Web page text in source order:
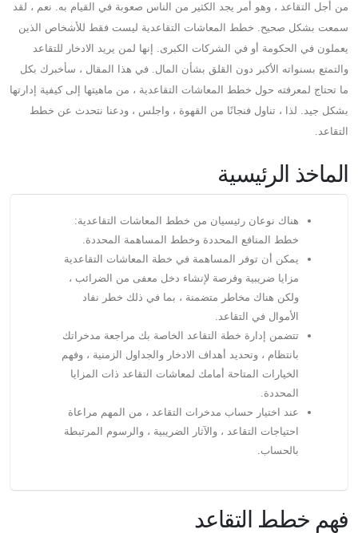
من أجل التقاعد ، وهو أمر يجد الكثير من الناس صعوبة في القيام به. نعم ، لقد
سمعت بشكل صحيح. خطط المعاشات التقاعدية ليست فقط للأشخاص الذين
يعملون في الحكومة أو في الشركات الكبرى. إنها لمن يريد الادخار للتقاعد
والتمتع بسنواته الأكبر دون القلق بشأن المال. في هذا المقال ، سأخبرك بكل
ما تحتاج لمعرفته حول خطط المعاشات التقاعدية ، من ماهيتها إلى كيفية إدارتها
بشكل جيد. لذا ، تناول فنجانًا من القهوة ، واجلس ، ودعنا نتحدث عن خطط
التقاعد.
الماخذ الرئيسية
هناك نوعان رئيسيان من خطط المعاشات التقاعدية:
خطط المنافع المحددة وخطط المساهمة المحددة.
يمكن أن توفر المساهمة في خطة المعاشات التقاعدية
مزايا ضريبية وفرصة لإنشاء دخل معفى من الضرائب ،
ولكن هناك مخاطر متضمنة ، بما في ذلك خطر نفاد
الأموال في التقاعد.
تتضمن إدارة خطة التقاعد الخاصة بك مراجعة مدخراتك
بانتظام ، وتحديد أهداف الادخار والجداول الزمنية ، وفهم
الخيارات المتاحة أمامك لمعاشات التقاعد ذات المزايا
المحددة.
عند اختيار حساب مدخرات التقاعد ، من المهم مراعاة
احتياجات التقاعد ، والآثار الضريبية ، والرسوم المرتبطة
بالحساب.
فهم خطط التقاعد